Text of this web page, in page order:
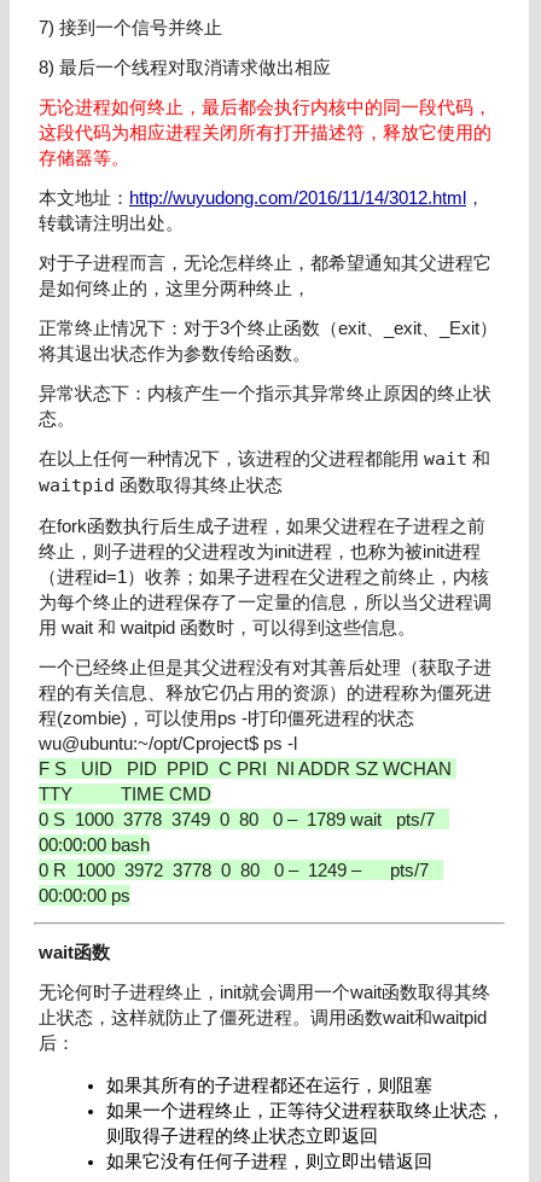
7) 接到一个信号并终止
8) 最后一个线程对取消请求做出相应
无论进程如何终止，最后都会执行内核中的同一段代码，
这段代码为相应进程关闭所有打开描述符，释放它使用的
存储器等。
本文地址： http://wuyudong.com/2016/11/14/3012.html ，
转载请注明出处。
对于子进程而言，无论怎样终止，都希望通知其父进程它
是如何终止的，这里分两种终止，
正常终止情况下：对于3个终止函数（exit、_exit、_Exit）
将其退出状态作为参数传给函数。
异常状态下：内核产生一个指示其异常终止原因的终止状
态。
在以上任何一种情况下，该进程的父进程都能用 wait 和
waitpid 函数取得其终止状态
在fork函数执行后生成子进程，如果父进程在子进程之前
终止，则子进程的父进程改为init进程，也称为被init进程
（进程id=1）收养；如果子进程在父进程之前终止，内核
为每个终止的进程保存了一定量的信息，所以当父进程调
用 wait 和 waitpid 函数时，可以得到这些信息。
一个已经终止但是其父进程没有对其善后处理（获取子进
程的有关信息、释放它仍占用的资源）的进程称为僵死进
程(zombie)，可以使用ps -l打印僵死进程的状态
wu@ubuntu:~/opt/Cproject$ ps -l
F S UID PID PPID C PRI NI ADDR SZ WCHAN
TTY TIME CMD
0 S 1000 3778 3749 0 80 0 – 1789 wait pts/7
00:00:00 bash
0 R 1000 3972 3778 0 80 0 – 1249 – pts/7
00:00:00 ps
wait函数
无论何时子进程终止，init就会调用一个wait函数取得其终
止状态，这样就防止了僵死进程。调用函数wait和waitpid
后：
如果其所有的子进程都还在运行，则阻塞
如果一个进程终止，正等待父进程获取终止状态，
则取得子进程的终止状态立即返回
如果它没有任何子进程，则立即出错返回